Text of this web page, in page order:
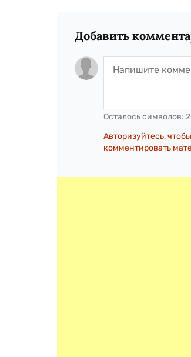
Добавить
Осталось символов:
Авторизуйтесь,
комментировать